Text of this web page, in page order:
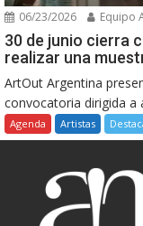
06/23/2026 Equipo
30 de junio cierra
realizar una
ArtOut Argentina
convocatoria dirigida a
Agenda Artistas